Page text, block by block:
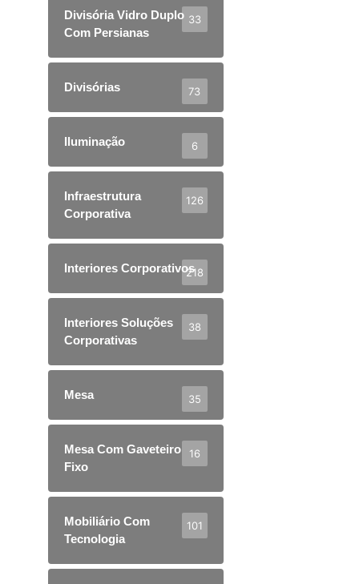
Divisória Vidro Duplo
Com Persianas
33
Divisórias 73
Iluminação 6
Infraestrutura
Corporativa
126
Interiores Corporativos218
Interiores Soluções
Corporativas
38
Mesa 35
Mesa Com Gaveteiro
Fixo
16
Mobiliário Com
Tecnologia
101